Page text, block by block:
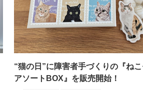
“猫の日”に障害者手づくりの『ね
アソートBOX』を販売開始！